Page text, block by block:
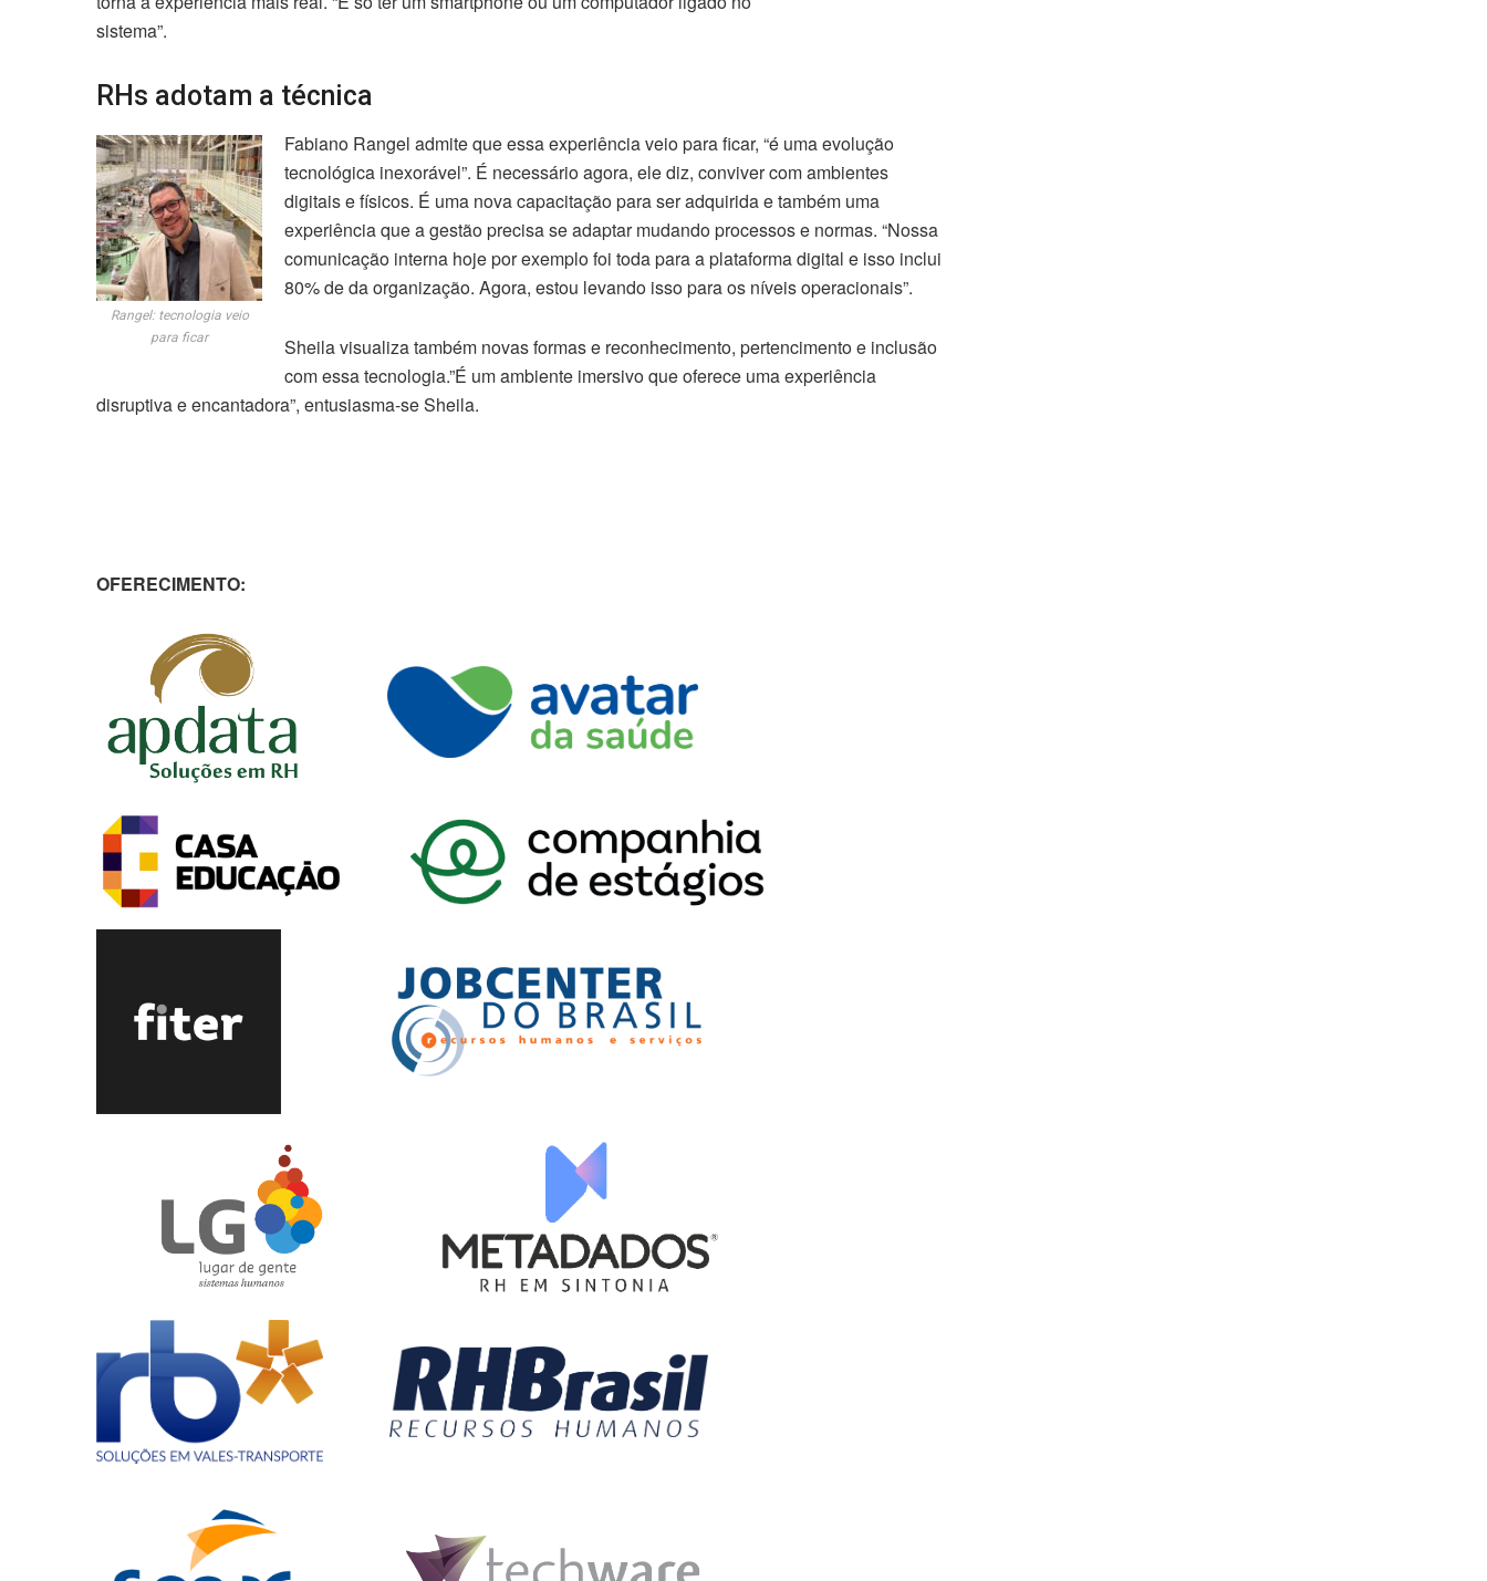
sistema”.
RHs adotam a técnica
Rangel: tecnologia veio
para ficar
Fabiano Rangel admite que essa experiência veio para ficar, “é uma evolução
tecnológica inexorável”. É necessário agora, ele diz, conviver com ambientes
digitais e físicos. É uma nova capacitação para ser adquirida e também uma
experiência que a gestão precisa se adaptar mudando processos e normas. “Nossa
comunicação interna hoje por exemplo foi toda para a plataforma digital e isso inclui
80% de da organização. Agora, estou levando isso para os níveis operacionais”.
Sheila visualiza também novas formas e reconhecimento, pertencimento e inclusão
com essa tecnologia.”É um ambiente imersivo que oferece uma experiência
disruptiva e encantadora”, entusiasma-se Sheila.
OFERECIMENTO: